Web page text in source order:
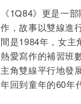
《1Q84》更是一
作，故事以雙線進
間是1984年，女主
熱愛寫作的補習班
主角雙線平行地發
年回到童年的60